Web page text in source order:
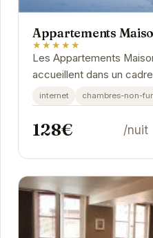
Appartements
★★★★★
Les Appartements
accueillent dans un
au cœur de Honfleur.
confortable et...
internet chambres-non-
128€ /nuit